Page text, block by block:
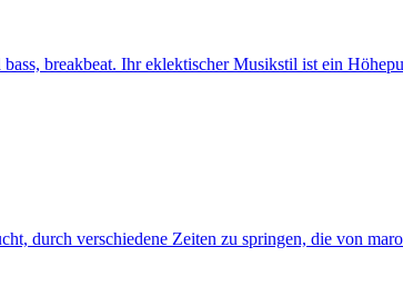
breakbeat. Ihr eklektischer Musikstil ist ein
durch verschiedene Zeiten zu springen, die von